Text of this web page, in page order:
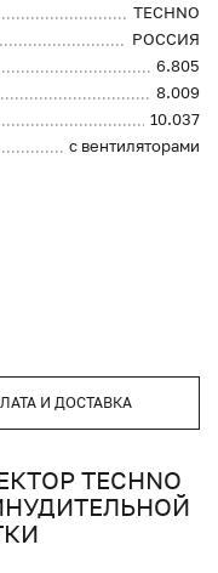
TECHNO
РОССИЯ
6.805
8.009
10.037
с вентиляторами
И ДОСТАВКА
TECHNO